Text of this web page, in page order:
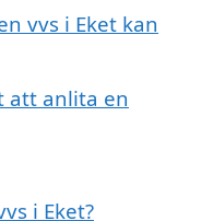
vvs i Eket kan
att anlita en
i Eket?